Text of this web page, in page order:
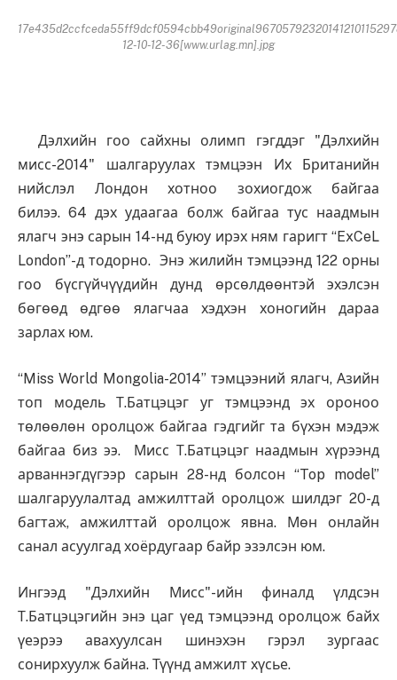
12-10-12-36[www.urlag.mn].jpg
Дэлхийн гоо сайхны олимп гэгддэг "Дэлхийн
мисс-2014" шалгаруулах тэмцээн Их Британийн
нийслэл Лондон хотноо зохиогдож байгаа
билээ. 64 дэх удаагаа болж байгаа тус наадмын
ялагч энэ сарын 14-нд буюу ирэх ням гаригт “ExCeL
London”-д тодорно. Энэ жилийн тэмцээнд 122 орны
гоо бүсгүйчүүдийн дунд өрсөлдөөнтэй эхэлсэн
бөгөөд өдгөө ялагчаа хэдхэн хоногийн дараа
зарлах юм.
“Miss World Mongolia-2014” тэмцээний ялагч, Азийн
топ модель Т.Батцэцэг уг тэмцээнд эх ороноо
төлөөлөн оролцож байгаа гэдгийг та бүхэн мэдэж
байгаа биз ээ. Мисс Т.Батцэцэг наадмын хүрээнд
арваннэгдүгээр сарын 28-нд болсон “Top model”
шалгаруулалтад амжилттай оролцож шилдэг 20-д
багтаж, амжилттай оролцож явна. Мөн онлайн
санал асуулгад хоёрдугаар байр эзэлсэн юм.
Ингээд "Дэлхийн Мисс"-ийн финалд үлдсэн
Т.Батцэцэгийн энэ цаг үед тэмцээнд оролцож байх
үеэрээ авахуулсан шинэхэн гэрэл зургаас
сонирхуулж байна. Түүнд амжилт хүсье.